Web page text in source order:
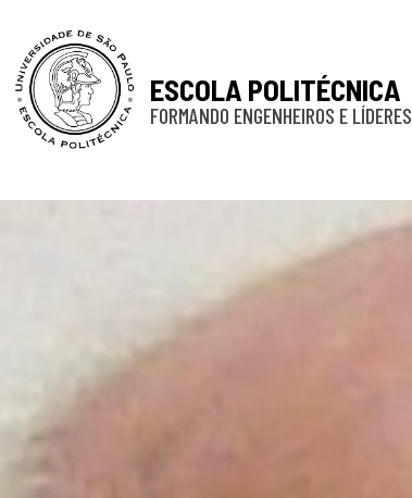
ESCOLA POLITÉCNICA
FORMANDO ENGENHEIROS E LÍDERES